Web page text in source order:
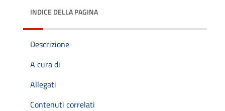
INDICE DELLA PAGINA
Descrizione
A cura di
Allegati
Contenuti correlati